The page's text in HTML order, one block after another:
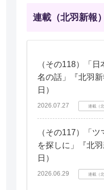
連載（北羽新報）
（その118）「
名の話」『北羽
日）
2026.07.27 連載（
（その117）「
を探しに」『北
日）
2026.06.29 連載（